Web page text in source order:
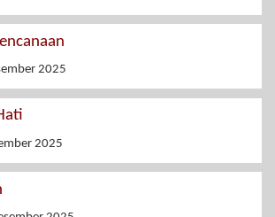
2025
2025